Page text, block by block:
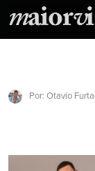
Por: Otavio